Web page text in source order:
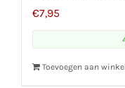
€7,95
Toevoegen aan